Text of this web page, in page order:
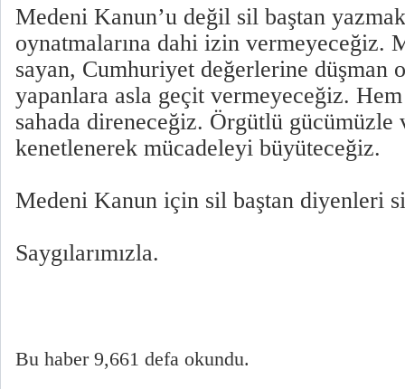
Medeni Kanun’u değil sil baştan
oynatmalarına dahi izin vermeyeceğiz.
sayan, Cumhuriyet değerlerine düşman
yapanlara asla geçit vermeyeceğiz.
sahada direneceğiz. Örgütlü gücümüzle
kenetlenerek mücadeleyi büyüteceğiz.
Medeni Kanun için sil baştan diyenleri
Saygılarımızla.
Bu haber 9,661 defa okundu.